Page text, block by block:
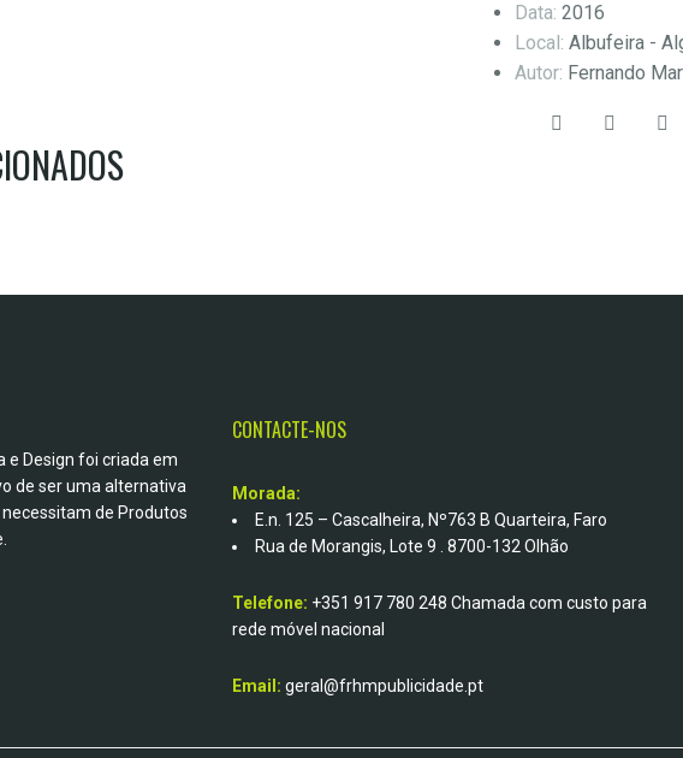
Data: 2016
Local: Albufeira -
Autor: Fernando
e Design foi criada em
de ser uma alternativa
de Produtos
CONTACTE-NOS
Morada:
E.n. 125 – Cascalheira, Nº763 B Quarteira, Faro
Rua de Morangis, Lote 9 . 8700-132 Olhão
Telefone: +351 917 780 248 Chamada com custo para
rede móvel nacional
Email: geral@frhmpublicidade.pt